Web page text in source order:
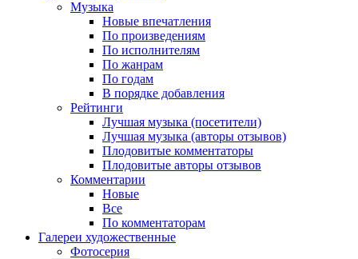
Музыка
Новые впечатления
По произведениям
По исполнителям
По жанрам
По годам
В порядке добавления
Рейтинги
Лучшая музыка (посетители)
Лучшая музыка (авторы отзывов)
Плодовитые комментаторы
Плодовитые авторы отзывов
Комментарии
Новые
Все
По комментаторам
Галереи художественные
Фотосерия